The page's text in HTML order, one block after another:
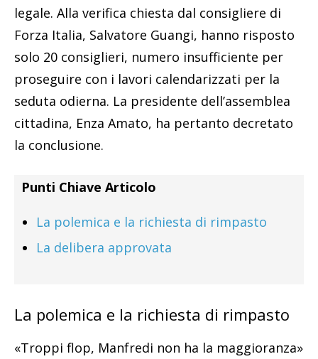
legale. Alla verifica chiesta dal consigliere di
Forza Italia, Salvatore Guangi, hanno risposto
solo 20 consiglieri, numero insufficiente per
proseguire con i lavori calendarizzati per la
seduta odierna. La presidente dell’assemblea
cittadina, Enza Amato, ha pertanto decretato
la conclusione.
Punti Chiave Articolo
La polemica e la richiesta di rimpasto
La delibera approvata
La polemica e la richiesta di rimpasto
«Troppi flop, Manfredi non ha la maggioranza»